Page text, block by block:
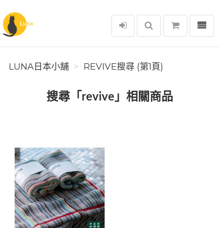
Luna日本小舖
選單
LUNA日本小舖 REVIVE搜尋 (第1頁)
搜尋「revive」相關商品